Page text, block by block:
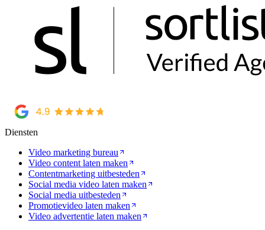
Diensten
Video marketing bureau
Video content laten maken
Contentmarketing uitbesteden
Social media video laten maken
Social media uitbesteden
Promotievideo laten maken
Video advertentie laten maken